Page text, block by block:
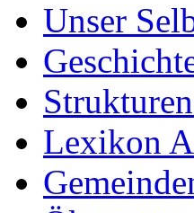
Unser
Lexikon